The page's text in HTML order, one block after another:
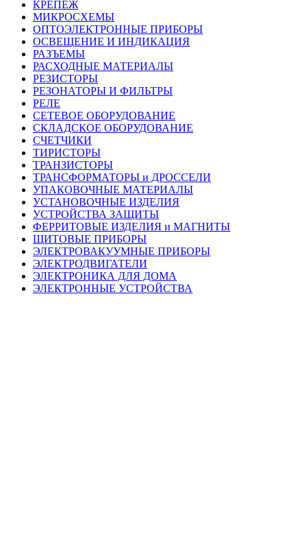
КРЕПЕЖ
МИКРОСХЕМЫ
ОПТОЭЛЕКТРОННЫЕ ПРИБОРЫ
ОСВЕЩЕНИЕ И ИНДИКАЦИЯ
РАЗЪЕМЫ
РАСХОДНЫЕ МАТЕРИАЛЫ
РЕЗИСТОРЫ
РЕЗОНАТОРЫ И ФИЛЬТРЫ
РЕЛЕ
СЕТЕВОЕ ОБОРУДОВАНИЕ
СКЛАДСКОЕ ОБОРУДОВАНИЕ
СЧЕТЧИКИ
ТИРИСТОРЫ
ТРАНЗИСТОРЫ
ТРАНСФОРМАТОРЫ и ДРОССЕЛИ
УПАКОВОЧНЫЕ МАТЕРИАЛЫ
УСТАНОВОЧНЫЕ ИЗДЕЛИЯ
УСТРОЙСТВА ЗАЩИТЫ
ФЕРРИТОВЫЕ ИЗДЕЛИЯ и МАГНИТЫ
ЩИТОВЫЕ ПРИБОРЫ
ЭЛЕКТРОВАКУУМНЫЕ ПРИБОРЫ
ЭЛЕКТРОДВИГАТЕЛИ
ЭЛЕКТРОНИКА ДЛЯ ДОМА
ЭЛЕКТРОННЫЕ УСТРОЙСТВА